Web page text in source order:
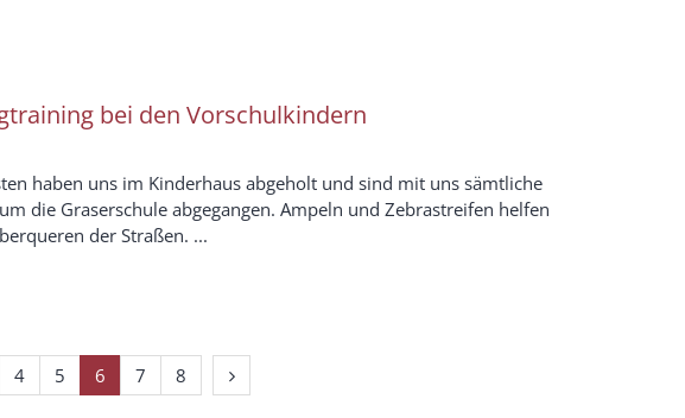
bei den Vorschulkindern
haben uns im Kinderhaus abgeholt und sind mit uns sämtliche
die Graserschule abgegangen. Ampeln und Zebrastreifen helfen
der Straßen. ...
4 5 6 7 8 Nächste Seite